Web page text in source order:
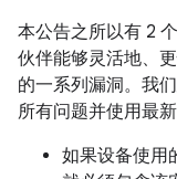
本公告之所以有 2
伙伴能够灵活地、
的一系列漏洞。我
所有问题并使用最
如果设备使用